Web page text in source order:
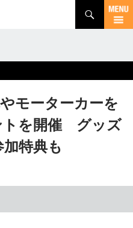
モーターカーを
トを開催 グッズ
特典も